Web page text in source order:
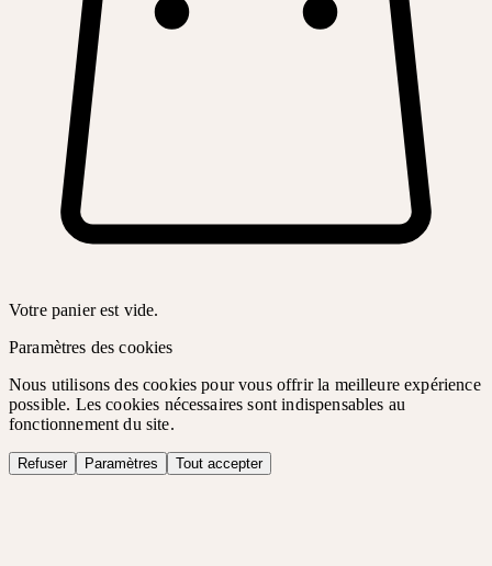
Votre panier est vide.
Paramètres des cookies
Nous utilisons des cookies pour vous offrir la meilleure expérience
possible. Les cookies nécessaires sont indispensables au
fonctionnement du site.
Refuser Paramètres Tout accepter